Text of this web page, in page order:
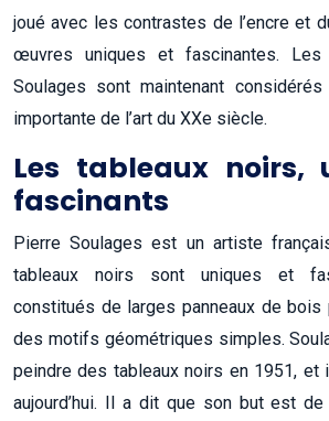
joué avec les contrastes de l’encre et
œuvres uniques et fascinantes.
Soulages sont maintenant
importante de l’art du XXe siècle.
Les tableaux noirs,
fascinants
Pierre Soulages est un artiste
tableaux noirs sont uniques et
constitués de larges panneaux de bois
des motifs géométriques simples.
peindre des tableaux noirs en 1951, et
aujourd’hui. Il a dit que son but est